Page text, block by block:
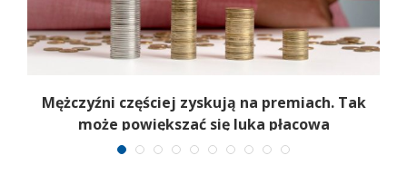
Mężczyźni częściej zyskują na premiach. Tak
może powiększać się luka płacowa